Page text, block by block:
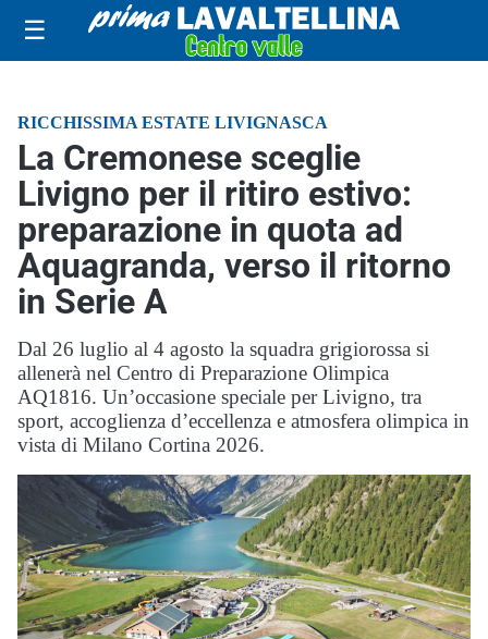
☰
RICCHISSIMA ESTATE LIVIGNASCA
La Cremonese sceglie
Livigno per il ritiro estivo:
preparazione in quota ad
Aquagranda, verso il ritorno
in Serie A
Dal 26 luglio al 4 agosto la squadra grigiorossa si
allenerà nel Centro di Preparazione Olimpica
AQ1816. Un’occasione speciale per Livigno, tra
sport, accoglienza d’eccellenza e atmosfera olimpica in
vista di Milano Cortina 2026.